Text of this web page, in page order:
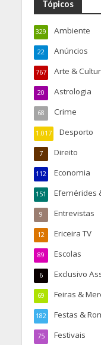
Tópicos
Ambiente
329
Anúncios
22
Arte &
767
Astrologia
20
Crime
68
Desporto
1.017
Direito
7
Economia
112
Efemérides
151
Entrevistas
9
Ericeira TV
12
Escolas
89
Exclusivo
6
Feiras &
69
Festas &
182
Festivais
75